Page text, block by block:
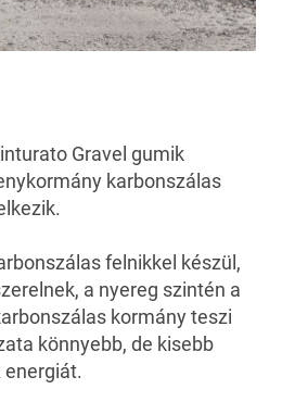
Gravel gumik
karbonszálas
felnikkel készül,
a nyereg szintén a
kormány teszi
könnyebb, de kisebb